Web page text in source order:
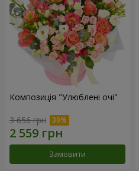
Композиція "Улюблені очі"
3 656 грн
Замовити